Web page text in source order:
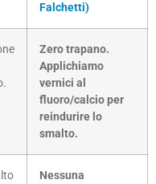
Falchetti)
Zero trapano.
Applichiamo
vernici al
fluoro/calcio per
reindurire lo
smalto.
Nessuna